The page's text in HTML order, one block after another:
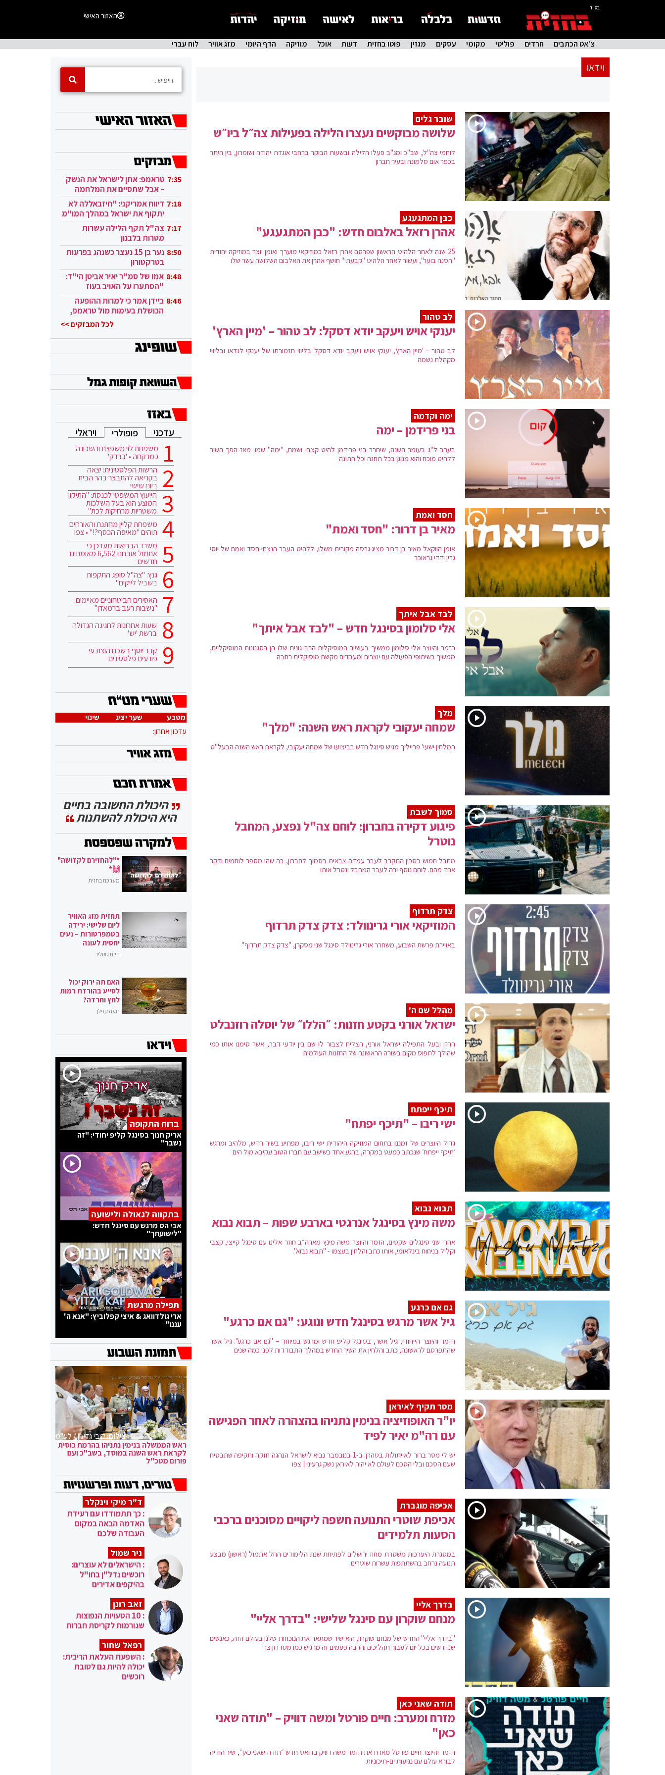
בס"ד
האזור האישי
צ'אט הכתבים חרדים פוליטי מקומי עסקים מגזין פוטו בחזית דעות אוכל מוזיקה הדף היומי מזג אוויר לוח עברי
וידאו
שובר גלים
שלושה מבוקשים נעצרו הלילה בפעילות צה״ל ביו״ש
לוחמי צה"ל, שב"כ ומג"ב פעלו הלילה ובשעות הבוקר ברחבי אוגדת יהודה ושומרון, בין היתר
בכפר אום סלמונה ובעיר חברון
כבן המתגעגע
אהרן רזאל באלבום חדש: "כבן המתגעגע"
25 שנה לאחר הלהיט הראשון שפרסם אהרן רזאל כמוזיקאי מוערך ואומן יוצר במוזיקה יהודית
"הסנה בוער", ועשור לאחר הלהיט "קבעתי" חושף אהרן את האלבום השלושה עשר שלו
לב טהור
יענקי אויש ויעקב יודא דסקל: לב טהור – 'מיין הארץ'
לב טהור - 'מיין הארץ', יענקי אויש ויעקב יודא דסקל בליווי תזמורתו של יענקי לנדאו ובליווי
מקהלת נשמה
ימה וקדמה
בני פרידמן – ימה
בערב ל"ג בעומר השנה, שיחרר בני פרידמן להיט קצבי ושמח, "ימה" שמו. מאז הפך השיר
ללהיט מוכח והוא מנוגן בכל תחנה וכל חתונה
חסד ואמת
מאיר בן דרור: "חסד ואמת"
אומן הווקאל מאיר בן דרור מציג גרסה מקורית משלו, ללהיט העבר הנצחי חסד ואמת של יוסי
גרין ודדי גראוכר
לבד אבל איתך
אלי סלומון בסינגל חדש – "לבד אבל איתך"
הזמר והיוצר אלי סלומון ממשיך בעשייה המוסיקלית הרב-גונית שלו הן בסגנונות המוסיקליים,
ממשיך בשיתופי הפעולה עם יוצרים ומעבדים מקשת מוסיקלית רחבה
מלך
שמחה יעקובי לקראת ראש השנה: "מלך"
המלחין ישעי' פרייליך מגיש סינגל חדש בביצועו של שמחה יעקובי, לקראת ראש השנה הבעל"ט
סמוך לשבת
פיגוע דקירה בחברון: לוחם צה"ל נפצע, המחבל
נוטרל
מחבל חמוש בסכין התקרב לעבר עמדה צבאית בסמוך לחברון, בה שהו מספר לוחמים ודקר
אחד מהם. לוחם נוסף ירה לעבר המחבל ונטרל אותו
צדק תרדוף
המוזיקאי אורי גרינוולד: צדק צדק תרדוף
באווירת פרשת השבוע, משחרר אורי גרינוולד סינגל שני מסקרן, "צדק צדק תרדוף"
מְהֻלָּל שֵׁם ה'
ישראל אורני בקטע חזנות: ״הללו״ של יוסלה רוזנבלט
החזן ובעל התפילה ישראל אורני, הצליח לצבור לו שם בין יודעי דבר, אשר סימנו אותו כמי
שהולך לתפוס מקום בשורה הראשונה של החזנות העולמית
תיכף ייפתח
ישי ריבו – "תיכף יפתח"
גדול היוצרים של זמננו בתחום המוזיקה היהודית ישי ריבו, מפתיע בשיר חדש, מלהיב ומרגש
׳תיכף ייפתח׳ שנכתב כמעט במקרה, ברגע אחד כשישב עם חברו הטוב עקיבא מול הים
תבוא נבוא
משה מינץ בסינגל אנרגטי בארבע שפות – תבוא נבוא
אחרי שני סינגלים שקטים, הזמר והיוצר משה מינץ מארה״ב חוזר אלינו עם סינגל קייצי, קצבי
וקליל בניחוח בינלאומי, אותו כתב והלחין בעצמו - "תבוא נבוא".
גם אם כרגע
גיל אשר מרגש בסינגל חדש ונוגע: "גם אם כרגע"
הזמר והיוצר הייחודי, גיל אשר, בסינגל קליפ חדש ומרגש במיוחד – "גם אם כרגע". גיל אשר
שהתפרסם לראשונה, כתב והלחין את השיר החדש במהלך התבודדות לפני כמה שנים
מסר תקיף לאיראן
יו"ר האופוזיציה בנימין נתניהו בהצהרה לאחר הפגישה
עם רה"מ יאיר לפיד
‎יש לי מסר ברור לאייתולות בטהרן: ב-1 בנובמבר נביא לישראל הנהגה חזקה ותקיפה שתבטיח
שעם הסכם ובלי הסכם לעולם לא יהיה לאיראן נשק גרעיני | צפו
אכיפה מוגברת
אכיפת שוטרי התנועה חשפה ליקויים מסוכנים ברכבי
הסעות תלמידים
במסגרת היערכות משטרת מחוז ירושלים לפתיחת שנת הלימודים החל אתמול (ראשון) מבצע
תנועה נרחב בהשתתפות עשרות שוטרים
בדרך אליי
מנחם שוקרון עם סינגל שלישי: "בדרך אליי"
"בדרך אליי" החדש של מנחם שוקרון, הוא שיר שמתאר את הנוכחות שלנו בעולם הזה, כאנשים
שנדרשים בכל יום לעבור תהליכים והרבה פעמים זה מרגיש כמו מסדרון צר
תודה שאני כאן
מזרח ומערב: חיים פורטל ומשה דוויק – "תודה שאני
כאן"
הזמר והיוצר חיים פורטל מארח את הזמר משה דוויק בדואט חדש ״תודה שאני כאן״, שיר הודיה
לבורא עולם עם נגיעות ים-תיכוניות
7:35 טראמפ: אתן לישראל את הנשק
– אבל שתסיים את המלחמה
בעזה 7:18 דיווח אמריקני: "חיזבאללה לא
יתקוף את ישראל במהלך המו"מ
בקטאר" 7:17 צה"ל תקף הלילה עשרות
מטרות בלבנון
8:50
נער בן 15 נעצר כשנהג בפרעות
בטרקטורון
8:48 אמו של סמ"ר יאיר אביטן הי"ד:
"הסתערו על האויב בעוז
ובגבורה" 8:46 ביידן אמר כי למרות ההופעה
הכושלת בעימות מול טראמפ,
לכל המבזקים >>
עדכני פופולרי ויראלי
משפחת לוי משפצת והשכונה
כמרקחה • 'ברדק'
הרשות הפלסטינית: יצאה
בקריאה להתבצר בהר הבית
ביום שישי
הייעוץ המשפטי לכנסת: "התיקון
המוצע הוא בעל השלכות
משטריות מרחיקות לכת"
משפחת קליין מחתנת והאורחים
תוהים "מאיפה הכסף?!" • צפו
משרד הבריאות מעדכן כי
אתמול אובחנו 6,562 מאומתים
חדשים
גנץ: "צה"ל סופג התקפות
בשביל לייקים"
האסירים הביטחוניים מאיימים:
"נשבות רעב ברמאדן"
שעות אחרונות לחגיגה הגדולה
ברשת 'יש'
קבר יוסף בשכם הוצת עי
פורעים פלסטינים
מטבע שער יציג
שינוי
עדכון אחרון:
היכולת החשובה בחיים
היא היכולת להשתנות
*"להחזירם לקדושה"
🙌*
מערכת בחזית
תחזית מזג האוויר
ליום שלישי: ירידה
בטמפרטורות – נעים
יחסית לעונה
חיים גוטליב
האם תה ירוק יכול
לסייע בהורדת רמות
לחץ וחרדה?
נועה קפלן
ברוח התקופה
אריק חנוך בסינגל קליפ יחודי: "זה
נשבר"
בתקווה לגאולה ולישועה
אבי הס מרגש עם סינגל חדש:
"לישועתך"
תפילה מרגשת
ארי גולדוואג & איצי קפלוביץ: "אנא ה'
עננו"
צילום:קובי גדעון / לע"מ
ראש הממשלה בנימין נתניהו בהרמת כוסית
לקראת ראש השנה במוסד, בשב"כ ועם
פורום מטכ"ל
ד"ר מיקי וינקלר
: כך תתמודדו עם רעידת
האדמה הבאה במקום
העבודה שלכם
ניר שמול
: הישראלים לא עוצרים:
רוכשים נדל"ן בחו"ל
בהיקפים אדירים
זאב רונן
: 10 הטעויות הנפוצות
שגורמות לקריסת חברות
רפאל שחור
: השפעת העלאת הריבית:
יכולה להיות גם לטובת
רוכשים